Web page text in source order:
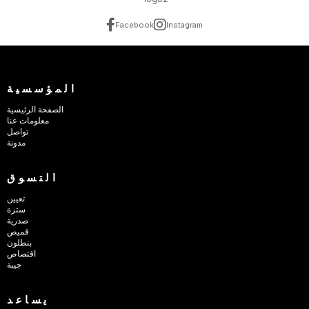
Facebook Instagram
المؤسسية
الصفحة الرئيسية
معلومات عنا
تواصل
مدونة
التسوق
تعيين
سترة
صدرية
قميص
بنطلون
اقتصاص
جيبة
يساعد